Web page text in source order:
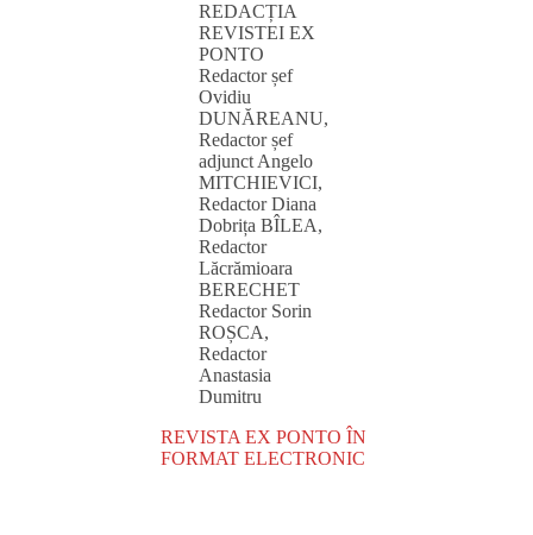
REDACȚIA
REVISTEI EX
PONTO
Redactor șef
Ovidiu
DUNĂREANU,
Redactor șef
adjunct Angelo
MITCHIEVICI,
Redactor Diana
Dobrița BÎLEA,
Redactor
Lăcrămioara
BERECHET
Redactor Sorin
ROȘCA,
Redactor
Anastasia
Dumitru
REVISTA EX PONTO ÎN
FORMAT ELECTRONIC